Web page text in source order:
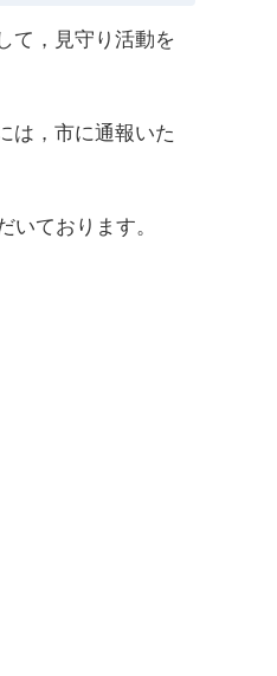
て，見守り活動を
は，市に通報いた
ております。